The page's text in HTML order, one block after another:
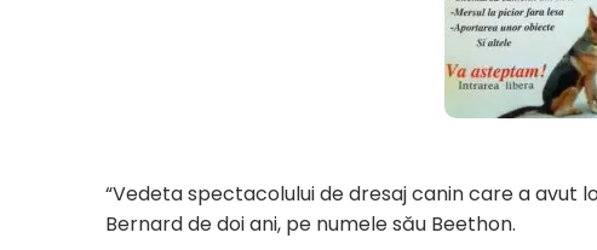
“Vedeta spectacolului de dresaj canin care a avut
Bernard de doi ani, pe numele său Beethon.